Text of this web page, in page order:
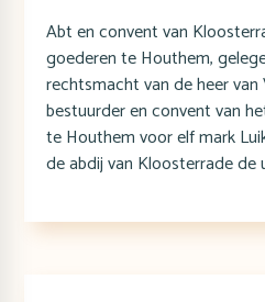
Abt en convent van
goederen te Houthem,
rechtsmacht van de heer van
bestuurder en convent van
te Houthem voor elf mark
de abdij van Kloosterrade de